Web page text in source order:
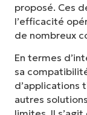
proposé. Ces
l’efficacité
de nombreux
En termes
sa
d’applications
autres